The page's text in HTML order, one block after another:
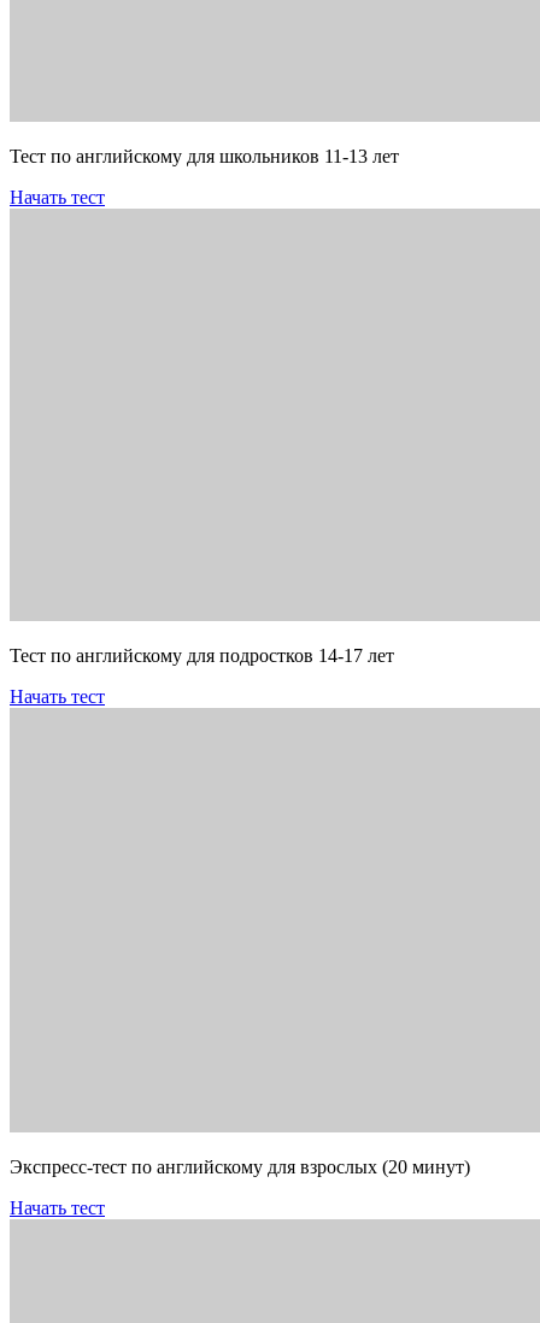
Тест по английскому для школьников 11-13 лет
Начать тест
Тест по английскому для подростков 14-17 лет
Начать тест
Экспресс-тест по английскому для взрослых (20 минут)
Начать тест